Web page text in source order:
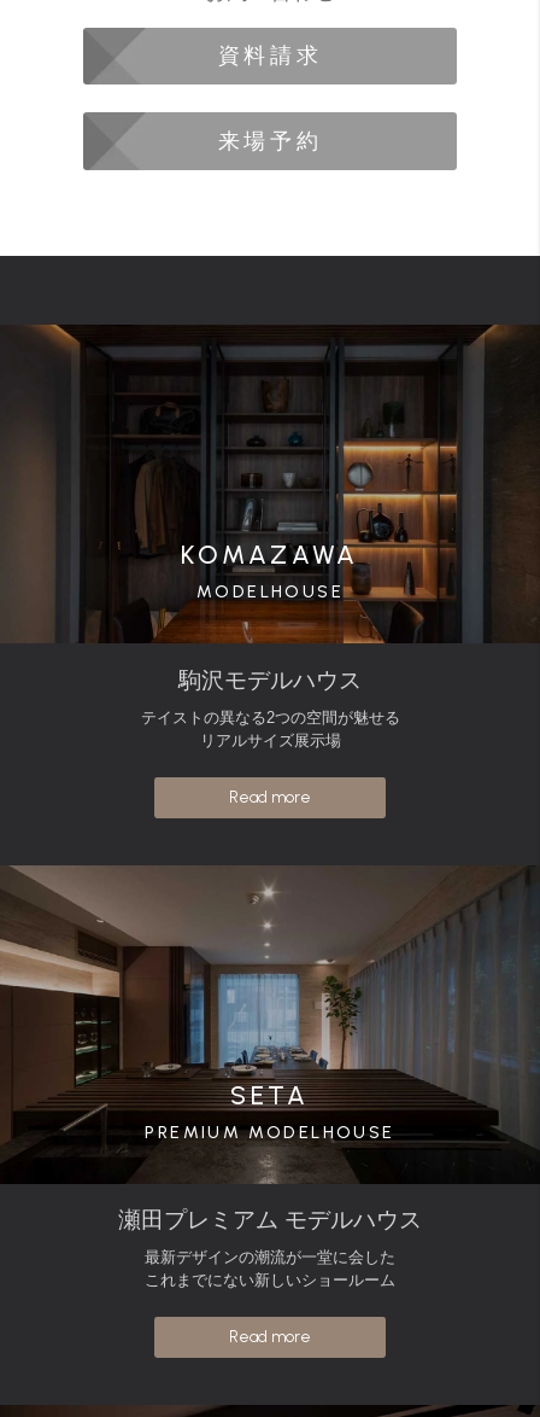
資料請求
来場予約
KOMAZAWA
MODELHOUSE
駒沢モデルハウス
テイストの異なる2つの空間が魅せる
リアルサイズ展示場
Read more
SETA
PREMIUM MODELHOUSE
瀬田プレミアム モデルハウス
最新デザインの潮流が一堂に会した
これまでにない新しいショールーム
Read more